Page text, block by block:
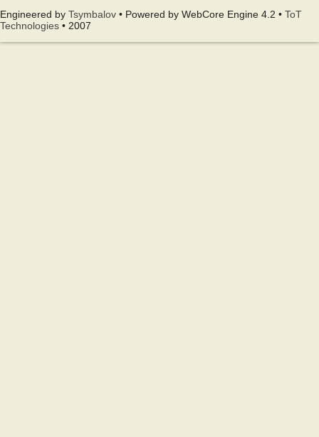
Engineered by Tsymbalov • Powered by WebCore Engine 4.2 • ToT
Technologies • 2007